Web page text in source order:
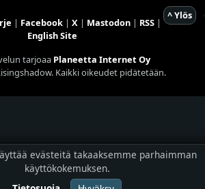
^ Ylös
| Facebook| X| Mastodon| RSS|
English Site
tarjoaa Planeetta Internet Oy
Kaikki oikeudet pidätetään.
evästeitä takaaksemme parhaimman
käyttökokemuksen.